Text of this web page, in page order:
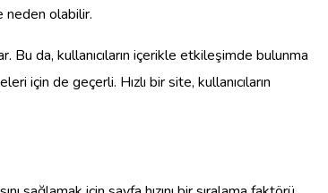
neden olabilir.
Bu da, kullanıcıların içerikle etkileşimde bulunma
için de geçerli. Hızlı bir site, kullanıcıların